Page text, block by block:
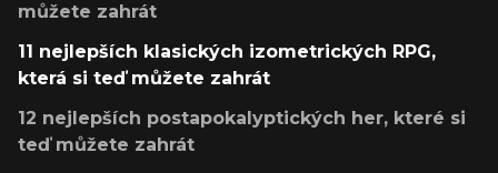
můžete zahrát
11 nejlepších klasických izometrických RPG,
která si teď můžete zahrát
12 nejlepších postapokalyptických her, které si
teď můžete zahrát